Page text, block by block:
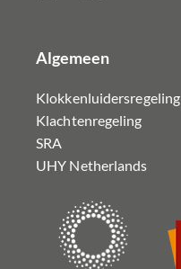
Algemeen
Klokkenluidersregeling
Klachtenregeling
SRA
UHY Netherlands